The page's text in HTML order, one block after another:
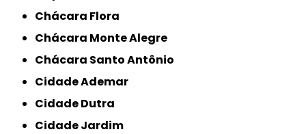
Chácara Flora
Chácara Monte Alegre
Chácara Santo Antônio
Cidade Ademar
Cidade Dutra
Cidade Jardim